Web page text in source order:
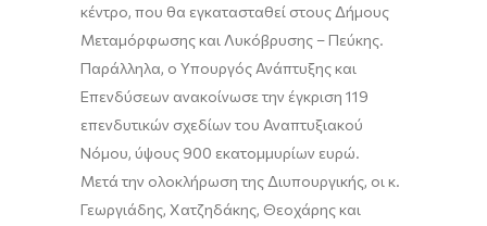
κέντρο, που θα εγκατασταθεί στους Δήμους
Μεταμόρφωσης και Λυκόβρυσης – Πεύκης.
Παράλληλα, ο Υπουργός Ανάπτυξης και
Επενδύσεων ανακοίνωσε την έγκριση 119
επενδυτικών σχεδίων του Αναπτυξιακού
Νόμου, ύψους 900 εκατομμυρίων ευρώ.
Μετά την ολοκλήρωση της Διυπουργικής, οι κ.
Γεωργιάδης, Χατζηδάκης, Θεοχάρης και